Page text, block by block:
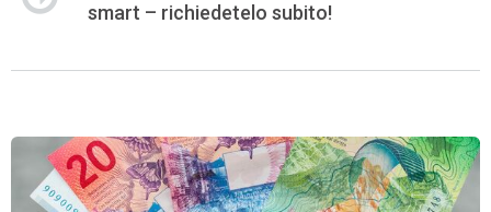
smart – richiedetelo subito!